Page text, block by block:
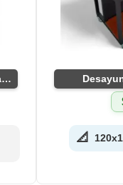
Barra Desayunador Cocina Barbacoa
📐